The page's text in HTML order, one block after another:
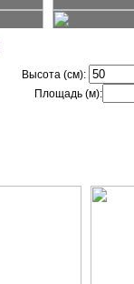
Высота (см):
Площадь (м):